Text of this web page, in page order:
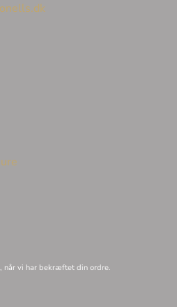
når vi har bekræftet din ordre.